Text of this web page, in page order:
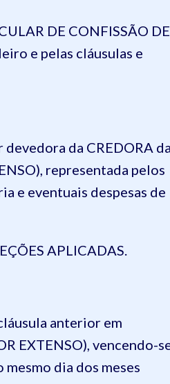
DE CONFISSÃO DE
e pelas cláusulas e
da CREDORA
representada pelos
e eventuais despesas de
APLICADAS.
anterior em
EXTENSO), vencendo-
dia dos meses